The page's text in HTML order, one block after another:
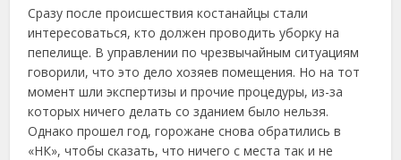
Сразу после происшествия костанайцы стали
интересоваться, кто должен проводить уборку на
пепелище. В управлении по чрезвычайным ситуациям
говорили, что это дело хозяев помещения. Но на тот
момент шли экспертизы и прочие процедуры, из-за
которых ничего делать со зданием было нельзя.
Однако прошел год, горожане снова обратились в
«НК», чтобы сказать, что ничего с места так и не